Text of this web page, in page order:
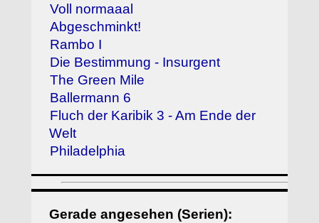
Voll normaaal
Abgeschminkt!
Rambo I
Die Bestimmung - Insurgent
The Green Mile
Ballermann 6
Fluch der Karibik 3 - Am Ende der
Welt
Philadelphia
Gerade angesehen (Serien):